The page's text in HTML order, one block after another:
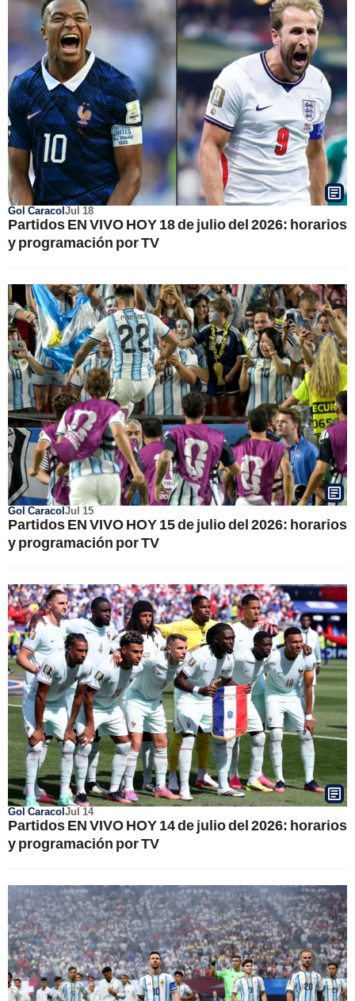
Gol CaracolJul 18
Partidos EN VIVO HOY 18 de julio del 2026: horarios
y programación por TV
Gol CaracolJul 15
Partidos EN VIVO HOY 15 de julio del 2026: horarios
y programación por TV
Gol CaracolJul 14
Partidos EN VIVO HOY 14 de julio del 2026: horarios
y programación por TV